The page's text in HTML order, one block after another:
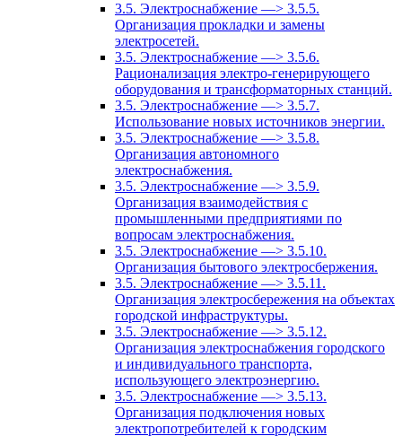
3.5. Электроснабжение —> 3.5.5.
Организация прокладки и замены
электросетей.
3.5. Электроснабжение —> 3.5.6.
Рационализация электро-генерирующего
оборудования и трансформаторных станций.
3.5. Электроснабжение —> 3.5.7.
Использование новых источников энергии.
3.5. Электроснабжение —> 3.5.8.
Организация автономного
электроснабжения.
3.5. Электроснабжение —> 3.5.9.
Организация взаимодействия с
промышленными предприятиями по
вопросам электроснабжения.
3.5. Электроснабжение —> 3.5.10.
Организация бытового электросбержения.
3.5. Электроснабжение —> 3.5.11.
Организация электросбережения на объектах
городской инфраструктуры.
3.5. Электроснабжение —> 3.5.12.
Организация электроснабжения городского
и индивидуального транспорта,
использующего электроэнергию.
3.5. Электроснабжение —> 3.5.13.
Организация подключения новых
электропотребителей к городским